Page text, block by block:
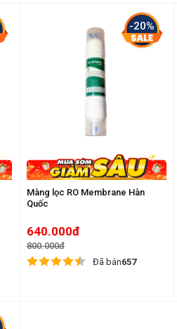
-20%
Màng lọc RO Membrane Hàn
Quốc
640.000đ
800.000đ
Đã bán657